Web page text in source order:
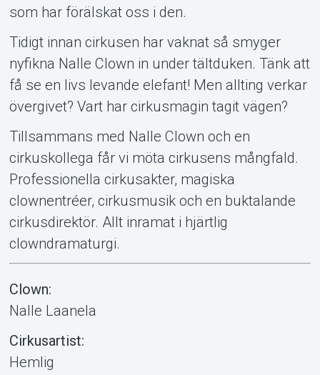
Support
som har förälskat oss i den.
Tidigt innan cirkusen har vaknat så smyger
nyfikna Nalle Clown in under tältduken. Tänk att
få se en livs levande elefant! Men allting verkar
övergivet? Vart har cirkusmagin tagit vägen?
Tillsammans med Nalle Clown och en
cirkuskollega får vi möta cirkusens mångfald.
Professionella cirkusakter, magiska
clownentréer, cirkusmusik och en buktalande
cirkusdirektör. Allt inramat i hjärtlig
clowndramaturgi.
Clown:
Nalle Laanela
Cirkusartist:
Hemlig